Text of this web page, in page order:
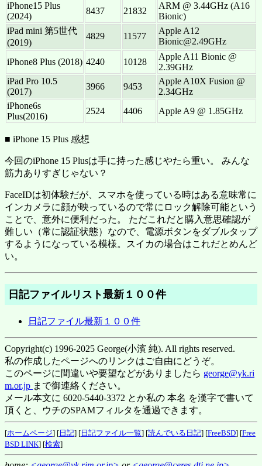
iPhone15 Plus
(2024)
8437 21832
ARM @ 3.44GHz (A16
Bionic)
iPad mini 第5世代
(2019)
4829 11577
Apple A12
Bionic@2.49GHz
iPhone8 Plus (2018) 4240 10128
Apple A11 Bionic @
2.39GHz
iPad Pro 10.5
(2017)
3966 9453
Apple A10X Fusion @
2.34GHz
iPhone6s
Plus(2016)
2524 4406 Apple A9 @ 1.85GHz
■ iPhone 15 Plus 感想
今回のiPhone 15 Plusは手に持った感じやたら重い。 みんな
筋力ありすぎじゃない？
FaceIDは初体験だが、スマホを使っている時はある意味常に
インカメラに顔が映っているので常にロック解除可能という
ことで、意外に便利だった。 ただこれだと購入意思確認が
難しい（常に認証状態）なので、電源ボタンをダブルタップ
するようになっている模様。スイカの場合はこれだとめんど
い。
日記ファイルリスト最新１００件
日記ファイル最新１００件
Copyright(c) 1996-2025 George(小濱 純). All rights reserved.
私の作成したページへのリンクはご自由にどうぞ。
このページに間違いや要望などがありましたら george@yk.ri
m.or.jp まで御連絡ください。
メール本文に 6020-5440-3372 とか私の 本名 を漢字で書いて
頂くと、ウチのSPAMフィルタを通過できます。
[ホームページ] [ 日記] [ 日記ファイル一覧] [読んでいる日記] [FreeBSD] [Free
BSD LINK] [検索]